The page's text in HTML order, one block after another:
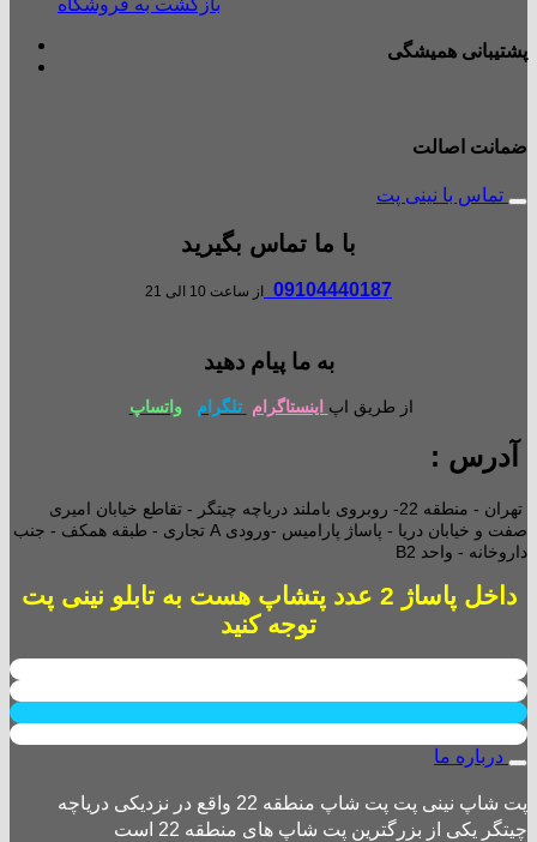
بازگشت به فروشگاه
پشتیبانی همیشگی
ضمانت اصالت
تماس با نینی پت
با ما تماس بگیرید
09104440187 از ساعت 10 الی 21
به ما پیام دهید
از طریق اپ اینستاگرام تلگرام واتساپ
آدرس :
تهران - منطقه 22- روبروی باملند دریاچه چیتگر - تقاطع خیابان امیری
صفت و خیابان دریا - پاساژ پارامیس -ورودی A تجاری -
طبقه همکف - جنب
داروخانه - واحد B2
داخل پاساژ 2 عدد پتشاپ هست به تابلو نینی پت
توجه کنید
درباره ما
پت شاپ نینی پت پت شاپ منطقه 22 واقع در نزدیکی دریاچه
چیتگر یکی از بزرگترین پت شاپ های منطقه 22 است